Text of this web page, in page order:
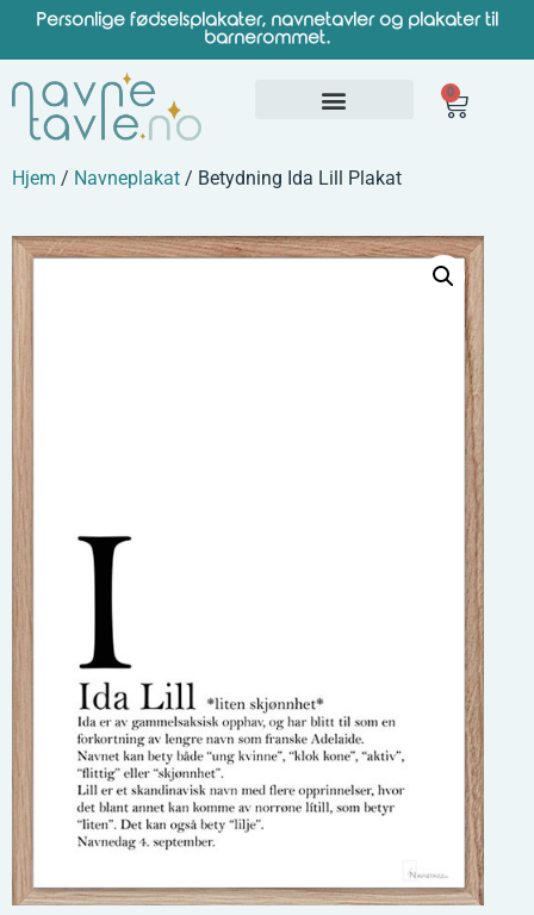
Personlige fødselsplakater, navnetavler og plakater til
barnerommet.
0
Hjem / Navneplakat / Betydning Ida Lill Plakat